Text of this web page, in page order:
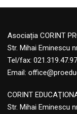
Asociația CORINT
Str. Mihai Eminescu
Tel/fax:
Email:
CORINT
Str. Mihai Eminescu